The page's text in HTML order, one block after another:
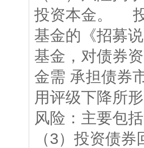
投资本金。 投
基金的《招募
基金，对债券
金需 承担债券
用评级下降所
风险：主要包
（3）投资债